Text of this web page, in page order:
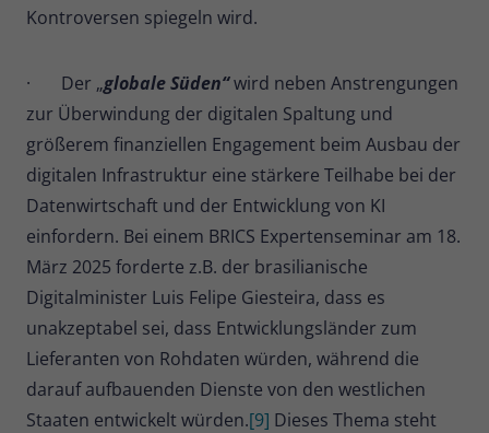
Kontroversen spiegeln wird.
· Der „globale Süden“wird neben Anstrengungen
zur Überwindung der digitalen Spaltung und
größerem finanziellen Engagement beim Ausbau der
digitalen Infrastruktur eine stärkere Teilhabe bei der
Datenwirtschaft und der Entwicklung von KI
einfordern. Bei einem BRICS Expertenseminar am 18.
März 2025 forderte z.B. der brasilianische
Digitalminister Luis Felipe Giesteira, dass es
unakzeptabel sei, dass Entwicklungsländer zum
Lieferanten von Rohdaten würden, während die
darauf aufbauenden Dienste von den westlichen
Staaten entwickelt würden.[9] Dieses Thema steht